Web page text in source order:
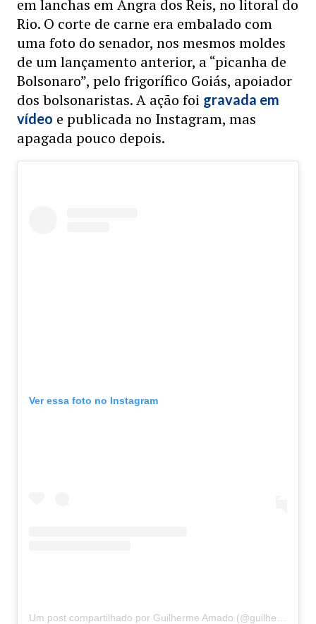
em lanchas em Angra dos Reis, no litoral do
Rio. O corte de carne era embalado com
uma foto do senador, nos mesmos moldes
de um lançamento anterior, a “picanha de
Bolsonaro”, pelo frigorífico Goiás, apoiador
dos bolsonaristas. A ação foi gravada em
vídeo e publicada no Instagram, mas
apagada pouco depois.
Ver essa foto no Instagram